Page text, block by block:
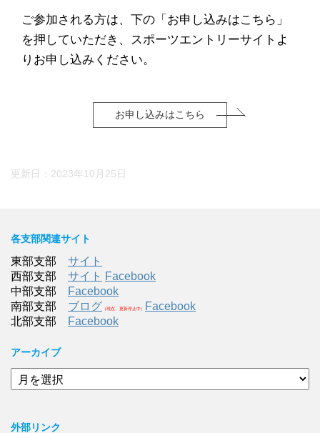
ご参加される方は、下の「お申し込みはこちら」
を押していただき、スポーツエントリーサイトよ
りお申し込みください。
お申し込みはこちら
更新日： 2023年10月25日
各支部関連サイト
東部支部 サイト
西部支部 サイト Facebook
中部支部
Facebook
南部支部 ブログ （現在、更新停止中）
Facebook
北部支部
Facebook
アーカイブ
ア
ー
外部リンク